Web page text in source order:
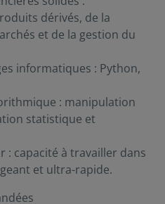
dérivés, de la
et de la gestion du
informatiques : Python,
: manipulation
statistique et
capacité à travailler dans
et ultra-rapide.